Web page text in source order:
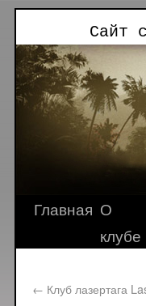
Сайт
Главная О
клубе
← Клуб лазертага